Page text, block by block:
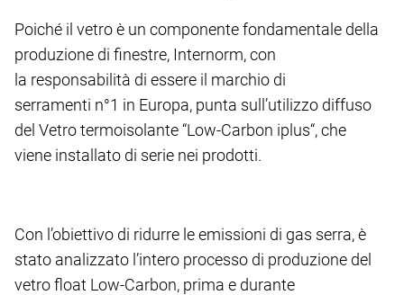
Poiché il vetro è un componente fondamentale della
produzione di finestre, Internorm, con
la responsabilità di essere il marchio di
serramenti n°1 in Europa, punta sull’utilizzo diffuso
del Vetro termoisolante “Low-Carbon iplus“, che
viene installato di serie nei prodotti.
Con l’obiettivo di ridurre le emissioni di gas serra, è
stato analizzato l’intero processo di produzione del
vetro float Low-Carbon, prima e durante